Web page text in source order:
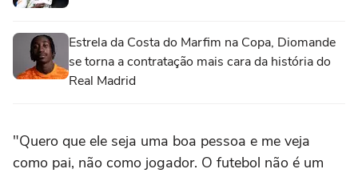
Estrela da Costa do Marfim na Copa, Diomande
se torna a contratação mais cara da história do
Real Madrid
"Quero que ele seja uma boa pessoa e me veja
como pai, não como jogador. O futebol não é um